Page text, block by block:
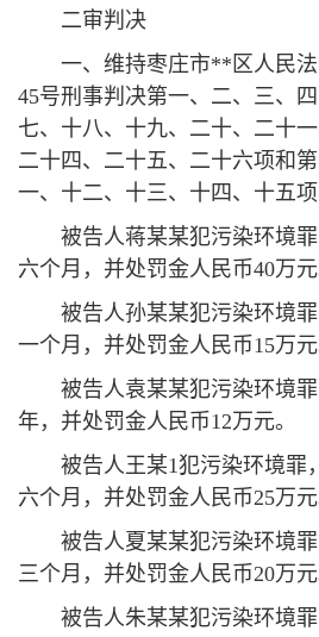
二审判决
一、维持枣庄市**区人民法
45号刑事判决第一、二、三、
七、十八、十九、二十、二十
二十四、二十五、二十六项和
一、十二、十三、十四、十五
被告人蒋某某犯污染环境
六个月，并处罚金人民币40万元
被告人孙某某犯污染环境
一个月，并处罚金人民币15万元
被告人袁某某犯污染环境
年，并处罚金人民币12万元。
被告人王某1犯污染环境罪
六个月，并处罚金人民币25万元
被告人夏某某犯污染环境
三个月，并处罚金人民币20万元
被告人朱某某犯污染环境